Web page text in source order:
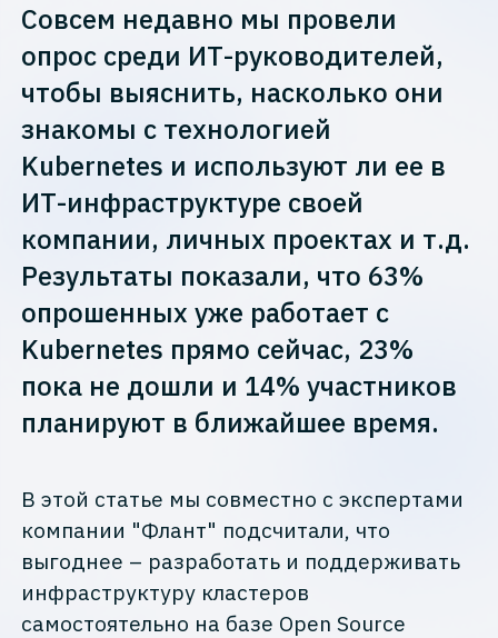
Совсем недавно мы провели
опрос среди ИТ-руководителей,
чтобы выяснить, насколько они
знакомы с технологией
Kubernetes и используют ли ее в
ИТ-инфраструктуре своей
компании, личных проектах и т.д.
Результаты показали, что 63%
опрошенных уже работает с
Kubernetes прямо сейчас, 23%
пока не дошли и 14% участников
планируют в ближайшее время.
В этой статье мы совместно с экспертами
компании "Флант" подсчитали, что
выгоднее – разработать и поддерживать
инфраструктуру кластеров
самостоятельно на базе Open Source